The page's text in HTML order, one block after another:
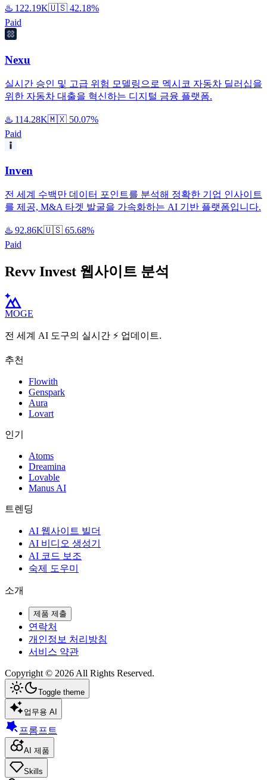
♨️ 122.19K🇺🇸 42.18%
Paid
Nexu
실시간 승인 및 고급 위험 모델링으로 멕시코 자동차 딜러십을
위한 자동차 대출을 혁신하는 디지털 금융 플랫폼.
♨️ 114.28K🇲🇽 50.07%
Paid
Inven
전 세계 수백만 데이터 포인트를 분석해 정확한 기업 인사이트
를 제공, M&A 타겟 발굴을 가속화하는 AI 기반 플랫폼입니다.
♨️ 92.86K🇺🇸 65.68%
Paid
Revv Invest 웹사이트 분석
MOGE
전 세계 AI 도구의 실시간 ⚡️ 업데이트.
추천
Flowith
Genspark
Aura
Lovart
인기
Atoms
Dreamina
Lovable
Manus AI
트렌딩
AI 웹사이트 빌더
AI 비디오 생성기
AI 코드 보조
숙제 도우미
소개
제품 제출
연락처
개인정보 처리방침
서비스 약관
Copyright © 2026 All Rights Reserved.
Toggle theme
업무용 AI
프롬프트
AI 제품
Skills